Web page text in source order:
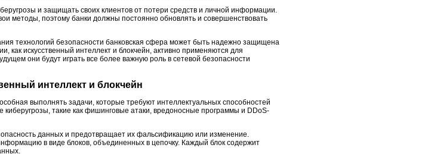
и защищать своих клиентов от потери средств и личной информации.
методы, поэтому банки должны постоянно обновлять и совершенствовать
технологий безопасности банковская сфера может быть надежно защищена
как искусственный интеллект и блокчейн, активно применяются для
они будут играть все более важную роль в сетевой безопасности
интеллект и блокчейн
выполнять задачи, которые требуют интеллектуальных способностей
такие как фишинговые атаки, вредоносные программы и DDoS-
данных и предотвращает их фальсификацию или изменение.
в виде блоков, объединенных в цепочку. Каждый блок содержит